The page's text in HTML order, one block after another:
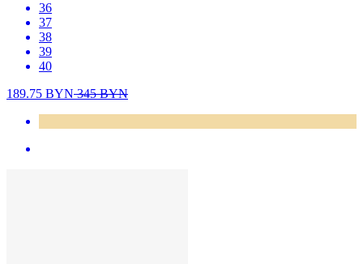
36
37
38
39
40
189.75 BYN345BYN